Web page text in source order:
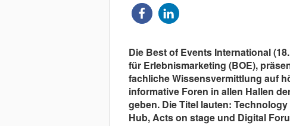
Die Best of Events International
für Erlebnismarketing (BOE),
fachliche Wissensvermittlung auf
informative Foren in allen Hallen
geben. Die Titel lauten:
Hub, Acts on stage und Digital